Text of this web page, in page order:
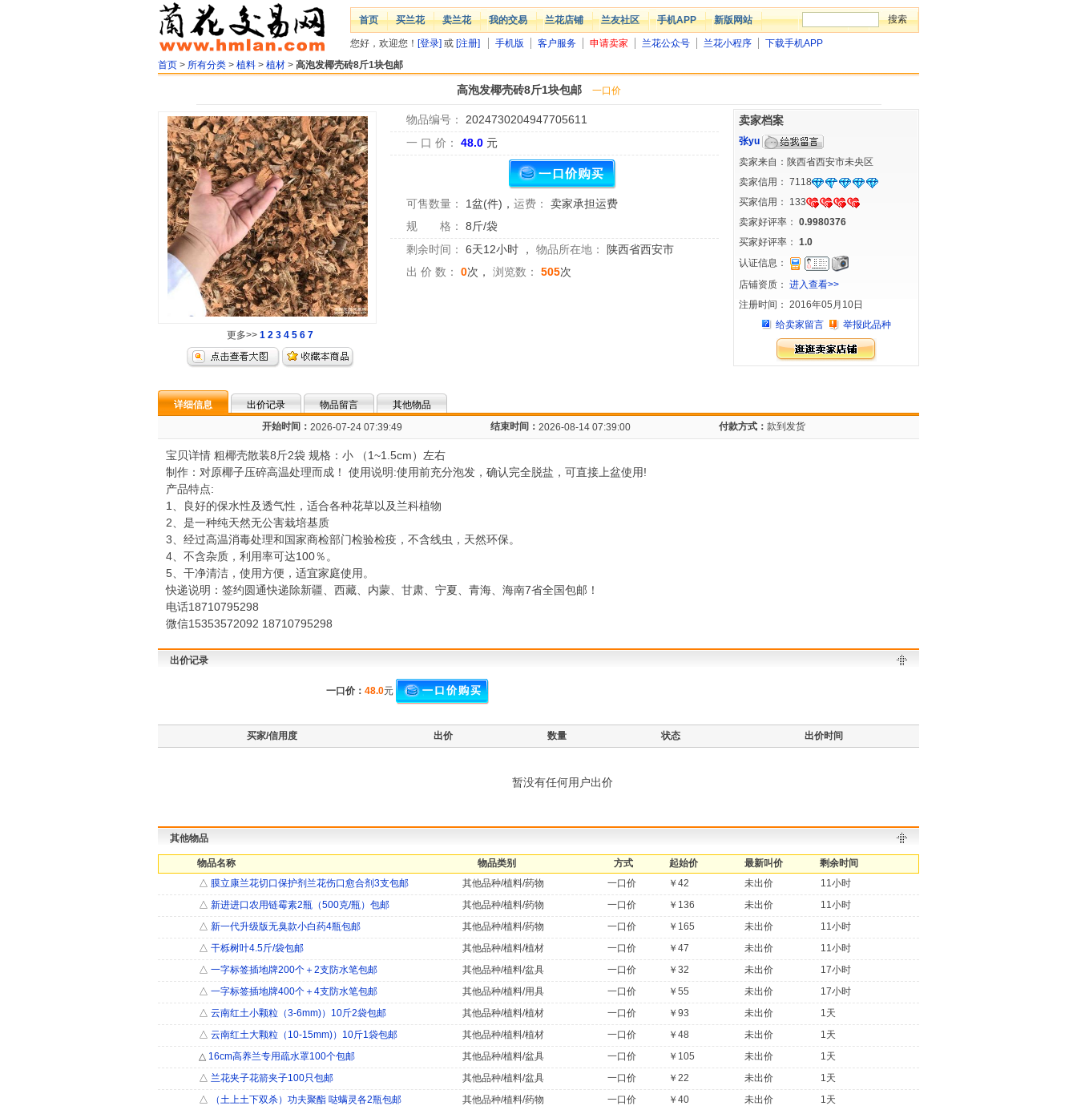
首页 买兰花 卖兰花 我的交易 兰花店铺 兰友社区 手机APP 新版网站
您好，欢迎您！ [登录] 或 [注册] 手机版 客户服务 申请卖家 兰花公众号 兰花小程序
下载手机APP
首页 > 所有分类 > 植料 > 植材 > 高泡发椰壳砖8斤1块包邮
高泡发椰壳砖8斤1块包邮 一口价
更多>> 1 2 3 4 5 6 7
物品编号：
2024730204947705611
一 口 价：
48.0 元
可售数量： 1盆(件) ， 运费：
卖家承担运费
规 格：
8斤/袋
剩余时间：
6天12小时 ， 物品所在地：
陕西省西安市
出 价 数：
0次， 浏览数： 505次
卖家档案
张yu
卖家来自：陕西省西安市未央区
卖家信用： 7118
买家信用： 133
卖家好评率： 0.9980376
买家好评率： 1.0
认证信息：
店铺资质： 进入查看>>
注册时间： 2016年05月10日
给卖家留言
举报此品种
详细信息 出价记录 物品留言
其他物品
开始时间： 2026-07-24 07:39:49 结束时间： 2026-08-14 07:39:00 付款方式： 款到发货
宝贝详情 粗椰壳散装8斤2袋 规格：小 （1~1.5cm）左右
制作：对原椰子压碎高温处理而成！ 使用说明:使用前充分泡发，确认完全脱盐，可直接上盆使用!
产品特点:
1、良好的保水性及透气性，适合各种花草以及兰科植物
2、是一种纯天然无公害栽培基质
3、经过高温消毒处理和国家商检部门检验检疫，不含线虫，天然环保。
4、不含杂质，利用率可达100％。
5、干净清洁，使用方便，适宜家庭使用。
快递说明：签约圆通快递除新疆、西藏、内蒙、甘肃、宁夏、青海、海南7省全国包邮！
电话18710795298
微信15353572092 18710795298
出价记录
一口价： 48.0元
买家/信用度 出价 数量 状态 出价时间
暂没有任何用户出价
其他物品
物品名称 物品类别 方式 起始价 最新叫价
剩余时间
△ 膜立康兰花切口保护剂兰花伤口愈合剂3支包邮 其他品种/植料/药物 一口价 ￥42 未出价
11小时
△ 新进进口农用链霉素2瓶（500克/瓶）包邮 其他品种/植料/药物 一口价 ￥136 未出价
11小时
△ 新一代升级版无臭款小白药4瓶包邮 其他品种/植料/药物 一口价 ￥165 未出价
11小时
△ 干栎树叶4.5斤/袋包邮 其他品种/植料/植材 一口价 ￥47 未出价
11小时
△ 一字标签插地牌200个＋2支防水笔包邮 其他品种/植料/盆具 一口价 ￥32 未出价
17小时
△ 一字标签插地牌400个＋4支防水笔包邮 其他品种/植料/用具 一口价 ￥55 未出价
17小时
△ 云南红土小颗粒（3-6mm)）10斤2袋包邮 其他品种/植料/植材 一口价 ￥93 未出价
1天
△ 云南红土大颗粒（10-15mm)）10斤1袋包邮 其他品种/植料/植材 一口价 ￥48 未出价
1天
△ 16cm高养兰专用疏水罩100个包邮 其他品种/植料/盆具 一口价 ￥105 未出价
1天
△ 兰花夹子花箭夹子100只包邮 其他品种/植料/盆具 一口价 ￥22 未出价
1天
△ （土上土下双杀）功夫聚酯 哒螨灵各2瓶包邮 其他品种/植料/药物 一口价 ￥40 未出价
1天